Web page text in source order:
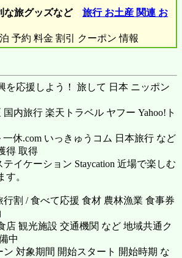
な旅グッズなど 旅行 お土産 関連 お
を応援しよう！ 旅して 日本 ニッポン
国内旅行 楽天トラベル ヤフー Yahoo!ト
休.com いっきゅうコム 日本旅行 など
得 取得
イケーション Staycation 近場で楽しむ
。
割 / 食べて応援 食材 農林漁業 食事券
店 観光施設 交通機関 など 地域共通ク
中
対象期間 開始スタート 開始時期 な